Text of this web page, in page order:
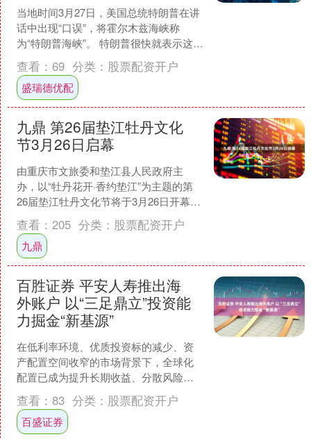
当地时间3月27日，美国总统特朗普在讲
话中出现“口误”，将霍尔木兹海峡称
为“特朗普海峡”。 特朗普很快就表示这是
失误，抱怨“很快就会有假新闻，说他故
意这么说的”....
查看： 69 分类： 股票配资开户
盛瑞德优配
九鼎 第26届垫江牡丹文化
节3月26日启幕
由重庆市文旅委和垫江县人民政府主
办，以“牡丹花开·香约垫江”为主题的第
26届垫江牡丹文化节将于3月26日开幕，
一直持续至5月，为广大市民和游客奉上
一场集赏花、文....
查看： 205 分类： 股票配资开户
九鼎
百胜证券 平安人寿推出海
外账户 以“三足鼎立”投资能
力掘金“新基源”
在低利率环境、优质投资标的减少、资
产配置空间收窄的市场背景下，全球化
配置已成为提升长期收益、分散风险的
关键抓手。然而，众多投资者受渠道
少、门槛高、难度大等问题困....
查看： 83 分类： 股票配资开户
百盛证券